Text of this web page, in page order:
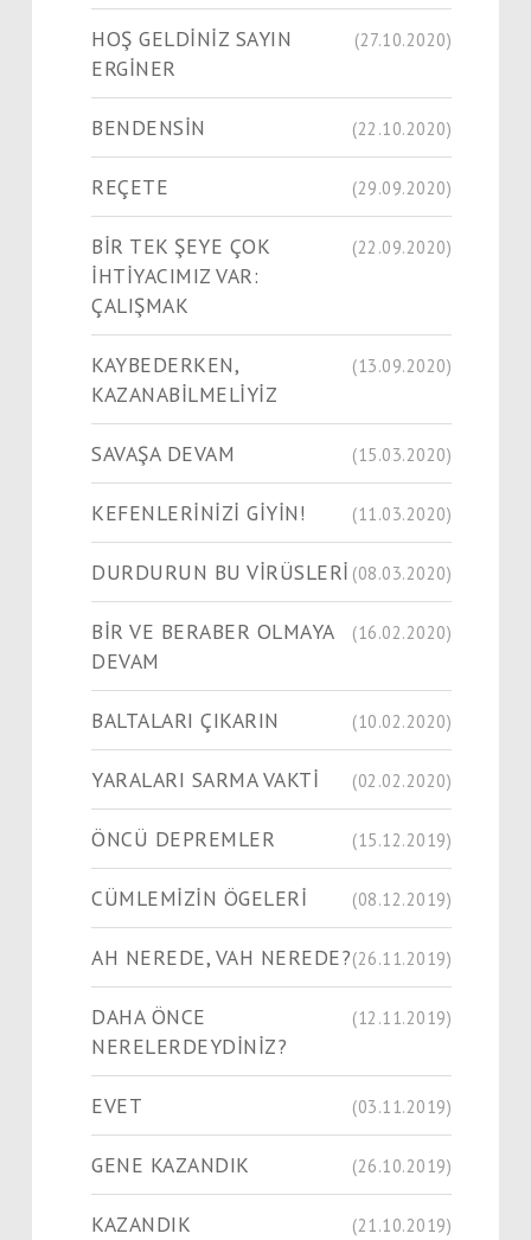
HOŞ GELDİNİZ SAYIN
ERGİNER
(27.10.2020)
BENDENSİN (22.10.2020)
REÇETE (29.09.2020)
BİR TEK ŞEYE ÇOK
İHTİYACIMIZ VAR:
ÇALIŞMAK
(22.09.2020)
KAYBEDERKEN,
KAZANABİLMELİYİZ
(13.09.2020)
SAVAŞA DEVAM (15.03.2020)
KEFENLERİNİZİ GİYİN! (11.03.2020)
DURDURUN BU VİRÜSLERİ (08.03.2020)
BİR VE BERABER OLMAYA
DEVAM
(16.02.2020)
BALTALARI ÇIKARIN (10.02.2020)
YARALARI SARMA VAKTİ (02.02.2020)
ÖNCÜ DEPREMLER (15.12.2019)
CÜMLEMİZİN ÖGELERİ (08.12.2019)
AH NEREDE, VAH NEREDE?(26.11.2019)
DAHA ÖNCE
NERELERDEYDİNİZ?
(12.11.2019)
EVET (03.11.2019)
GENE KAZANDIK (26.10.2019)
KAZANDIK (21.10.2019)